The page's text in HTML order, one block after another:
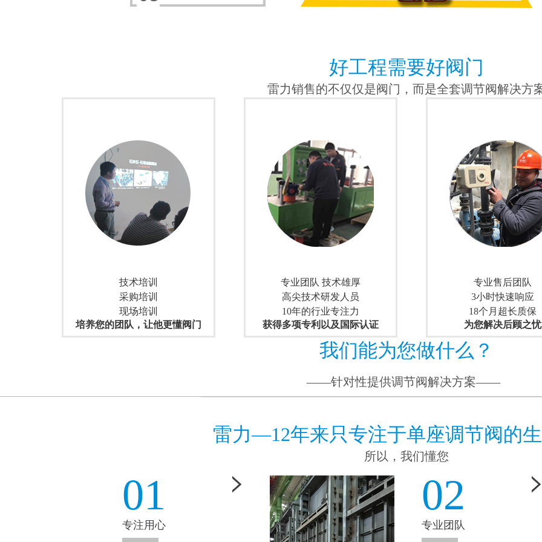
好工程需要好阀门
雷力销售的不仅仅是阀门，而是全套调节阀解决方
技术培训
采购培训
现场培训
培养您的团队，让他更懂阀门
专业团队技术雄厚
高尖技术研发人员
10年的行业专注力
获得多项专利以及国际认证
专业售后团队
3小时快速响应
18个月超长质保
为您解决后顾之忧
我们能为您做什么？
——针对性提供调节阀解决方案——
雷力—12年来只专注于单座调节阀的
所以，我们懂您
01
专注用心
02
专业团队